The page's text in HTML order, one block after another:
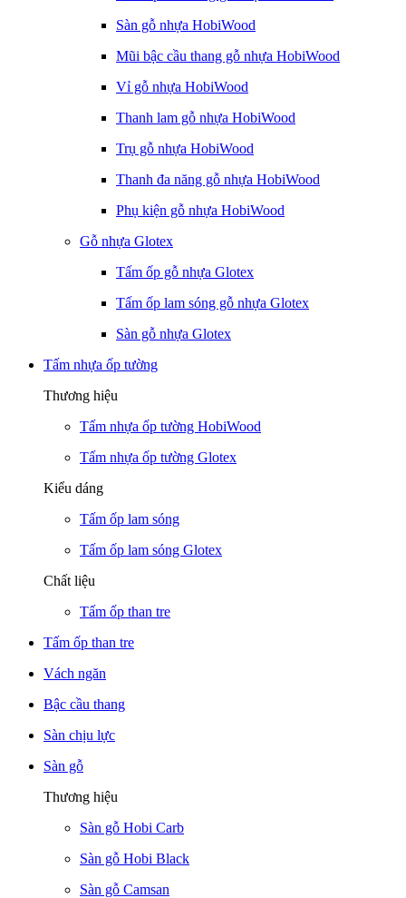
Sàn gỗ nhựa HobiWood
Mũi bậc cầu thang gỗ nhựa HobiWood
Vỉ gỗ nhựa HobiWood
Thanh lam gỗ nhựa HobiWood
Trụ gỗ nhựa HobiWood
Thanh đa năng gỗ nhựa HobiWood
Phụ kiện gỗ nhựa HobiWood
Gỗ nhựa Glotex
Tấm ốp gỗ nhựa Glotex
Tấm ốp lam sóng gỗ nhựa Glotex
Sàn gỗ nhựa Glotex
Tấm nhựa ốp tường
Thương hiệu
Tấm nhựa ốp tường HobiWood
Tấm nhựa ốp tường Glotex
Kiểu dáng
Tấm ốp lam sóng
Tấm ốp lam sóng Glotex
Chất liệu
Tấm ốp than tre
Tấm ốp than tre
Vách ngăn
Bậc cầu thang
Sàn chịu lực
Sàn gỗ
Thương hiệu
Sàn gỗ Hobi Carb
Sàn gỗ Hobi Black
Sàn gỗ Camsan